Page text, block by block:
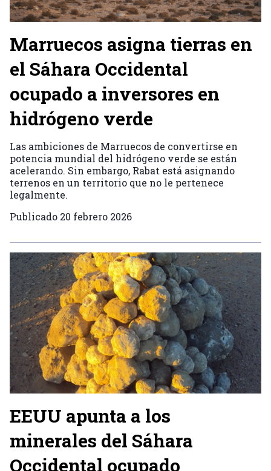
Marruecos asigna tierras en
el Sáhara Occidental
ocupado a inversores en
hidrógeno verde
Las ambiciones de Marruecos de convertirse en
potencia mundial del hidrógeno verde se están
acelerando. Sin embargo, Rabat está asignando
terrenos en un territorio que no le pertenece
legalmente.
Publicado 20 febrero 2026
EEUU apunta a los
minerales del Sáhara
Occidental ocupado